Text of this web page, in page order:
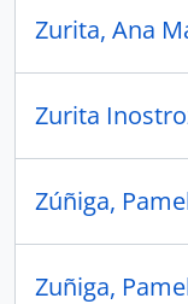
Zurita, Ana
Zurita
Zúñiga,
Zuñiga,